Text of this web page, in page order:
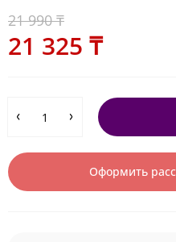
21 990 ₸
21 325 ₸
Оформить